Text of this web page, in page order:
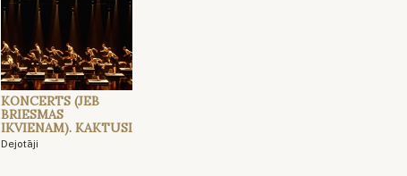
KONCERTS (JEB
BRIESMAS
IKVIENAM). KAKTUSI
Dejotāji